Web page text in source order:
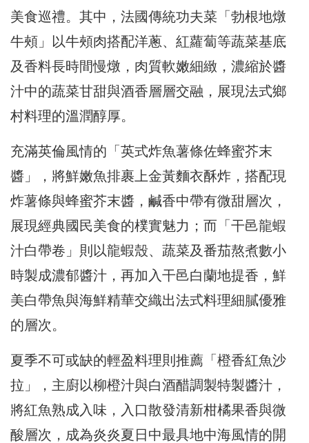
美食巡禮。其中，法國傳統功夫菜「勃根地燉
牛頰」以牛頰肉搭配洋蔥、紅蘿蔔等蔬菜基底
及香料長時間慢燉，肉質軟嫩細緻，濃縮於醬
汁中的蔬菜甘甜與酒香層層交融，展現法式鄉
村料理的溫潤醇厚。
充滿英倫風情的「英式炸魚薯條佐蜂蜜芥末
醬」，將鮮嫩魚排裹上金黃麵衣酥炸，搭配現
炸薯條與蜂蜜芥末醬，鹹香中帶有微甜層次，
展現經典國民美食的樸實魅力；而「干邑龍蝦
汁白帶卷」則以龍蝦殼、蔬菜及番茄熬煮數小
時製成濃郁醬汁，再加入干邑白蘭地提香，鮮
美白帶魚與海鮮精華交織出法式料理細膩優雅
的層次。
夏季不可或缺的輕盈料理則推薦「橙香紅魚沙
拉」，主廚以柳橙汁與白酒醋調製特製醬汁，
將紅魚熟成入味，入口散發清新柑橘果香與微
酸層次，成為炎炎夏日中最具地中海風情的開